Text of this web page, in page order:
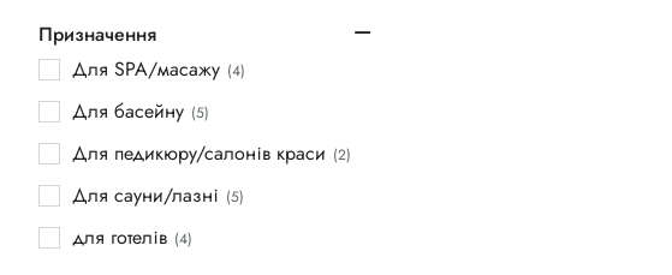
Призначення
Для SPA/масажу (4)
Для басейну (5)
Для педикюру/салонів краси (2)
Для сауни/лазні (5)
для готелів (4)